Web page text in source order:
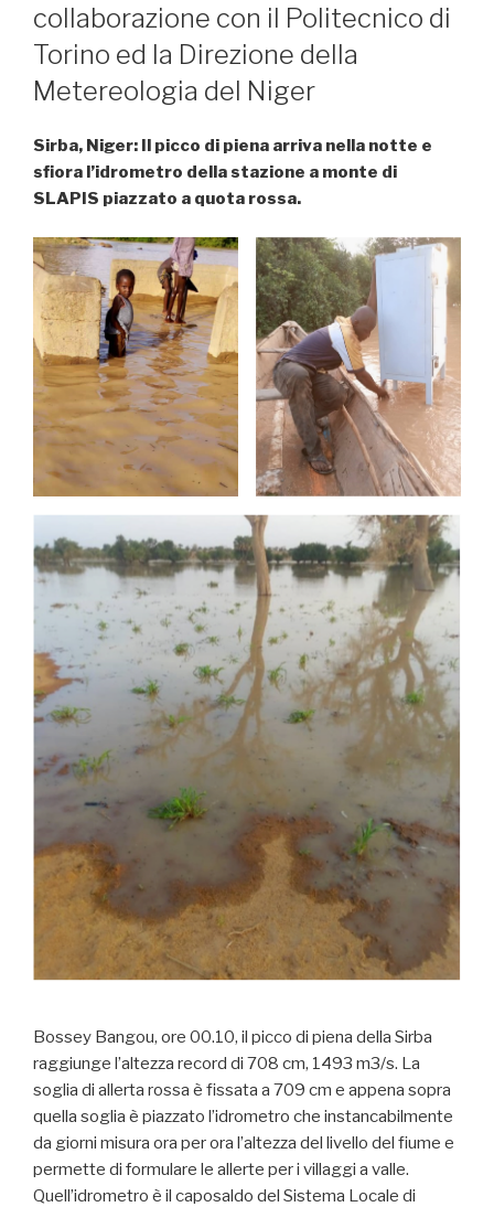
collaborazione con il Politecnico di
Torino ed la Direzione della
Metereologia del Niger
Sirba, Niger: Il picco di piena arriva nella notte e
sfiora l’idrometro della stazione a monte di
SLAPIS piazzato a quota rossa.
Bossey Bangou, ore 00.10, il picco di piena della Sirba
raggiunge l’altezza record di 708 cm, 1493 m3/s. La
soglia di allerta rossa è fissata a 709 cm e appena sopra
quella soglia è piazzato l’idrometro che instancabilmente
da giorni misura ora per ora l’altezza del livello del fiume e
permette di formulare le allerte per i villaggi a valle.
Quell’idrometro è il caposaldo del Sistema Locale di